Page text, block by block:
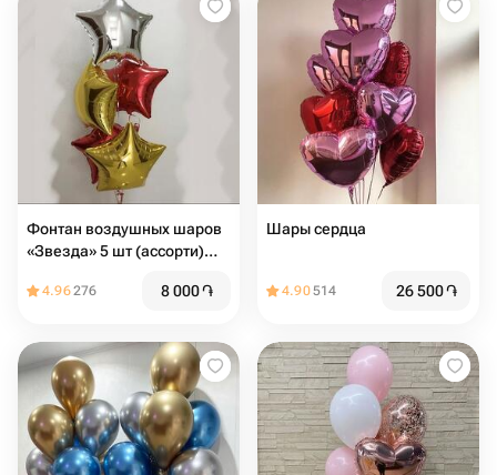
Фонтан воздушных шаров
«Звезда» 5 шт (ассорти)
4.96276 8 000֏
Шары сердца
4.90514 26 500֏